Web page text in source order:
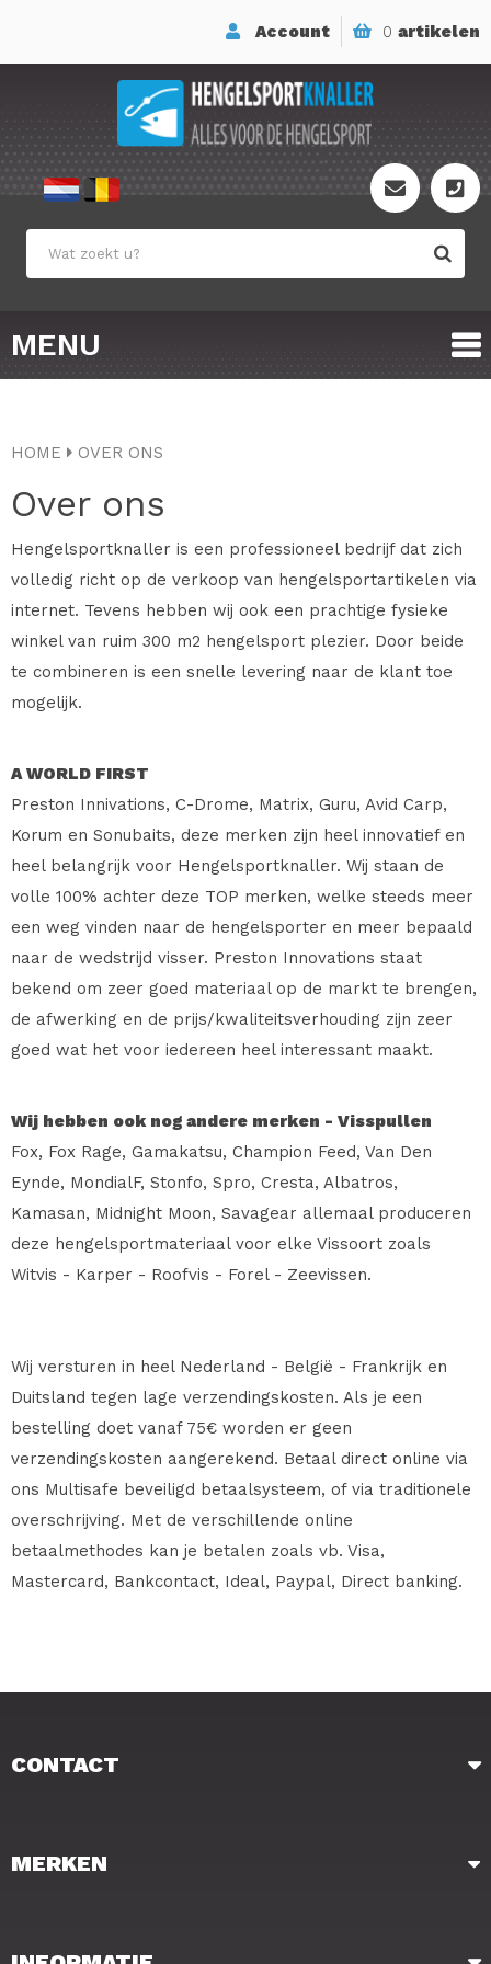
0 artikelen
Account
MENU
HOME OVER ONS
Over ons
Hengelsportknaller is een professioneel bedrijf dat zich
volledig richt op de verkoop van hengelsportartikelen via
internet. Tevens hebben wij ook een prachtige fysieke
winkel van ruim 300 m2 hengelsport plezier. Door beide
te combineren is een snelle levering naar de klant toe
mogelijk.
A WORLD FIRST
Preston Innivations, C-Drome, Matrix, Guru, Avid Carp,
Korum en Sonubaits, deze merken zijn heel innovatief en
heel belangrijk voor Hengelsportknaller. Wij staan de
volle 100% achter deze TOP merken, welke steeds meer
een weg vinden naar de hengelsporter en meer bepaald
naar de wedstrijd visser. Preston Innovations staat
bekend om zeer goed materiaal op de markt te brengen,
de afwerking en de prijs/kwaliteitsverhouding zijn zeer
goed wat het voor iedereen heel interessant maakt.
Wij hebben ook nog andere merken - Visspullen
Fox, Fox Rage, Gamakatsu, Champion Feed, Van Den
Eynde, MondialF, Stonfo, Spro, Cresta, Albatros,
Kamasan, Midnight Moon, Savagear allemaal produceren
deze hengelsportmateriaal voor elke Vissoort zoals
Witvis - Karper - Roofvis - Forel - Zeevissen.
Wij versturen in heel Nederland - België - Frankrijk en
Duitsland tegen lage verzendingskosten. Als je een
bestelling doet vanaf 75€ worden er geen
verzendingskosten aangerekend. Betaal direct online via
ons Multisafe beveiligd betaalsysteem, of via traditionele
overschrijving. Met de verschillende online
betaalmethodes kan je betalen zoals vb. Visa,
Mastercard, Bankcontact, Ideal, Paypal, Direct banking.
CONTACT
MERKEN